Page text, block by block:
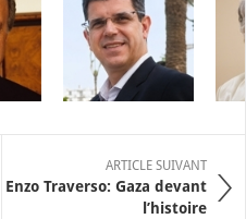
ARTICLE SUIVANT
Enzo Traverso: Gaza devant
l’histoire